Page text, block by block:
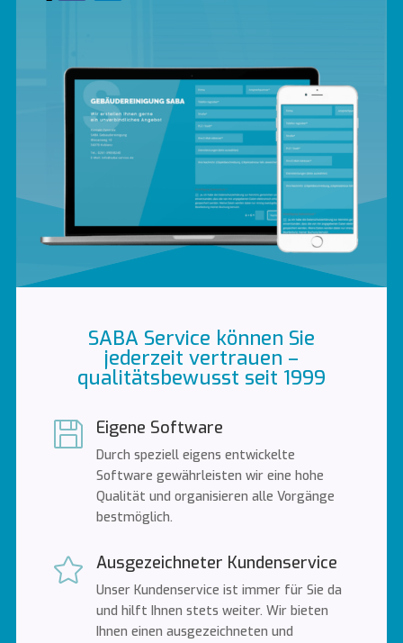
SABA Service können Sie
jederzeit vertrauen –
qualitätsbewusst seit 1999
 Eigene Software
Durch speziell eigens entwickelte
Software gewährleisten wir eine hohe
Qualität und organisieren alle Vorgänge
bestmöglich.
 Ausgezeichneter Kundenservice
Unser Kundenservice ist immer für Sie da
und hilft Ihnen stets weiter. Wir bieten
Ihnen einen ausgezeichneten und